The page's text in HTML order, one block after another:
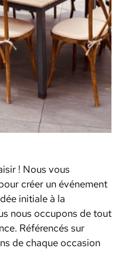
! Nous vous
créer un événement
initiale à la
nous occupons de tout
Référencés sur
de chaque occasion